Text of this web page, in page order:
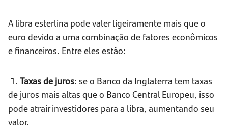
A libra esterlina pode valer ligeiramente mais que o
euro devido a uma combinação de fatores econômicos
e financeiros. Entre eles estão:
1. Taxas de juros: se o Banco da Inglaterra tem taxas
de juros mais altas que o Banco Central Europeu, isso
pode atrair investidores para a libra, aumentando seu
valor.